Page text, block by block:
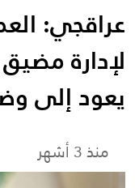
عراقجي:
لإدارة
يعود إلى
منذ 3 أشهر